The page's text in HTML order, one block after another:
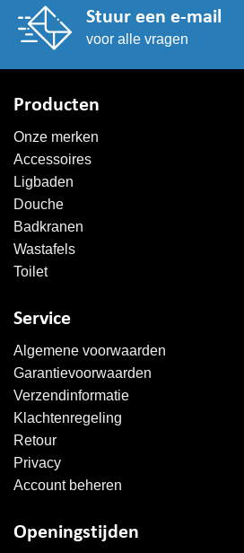
Stuur een e-mail
voor alle vragen
Producten
Onze merken
Accessoires
Ligbaden
Douche
Badkranen
Wastafels
Toilet
Service
Algemene voorwaarden
Garantievoorwaarden
Verzendinformatie
Klachtenregeling
Retour
Privacy
Account beheren
Openingstijden